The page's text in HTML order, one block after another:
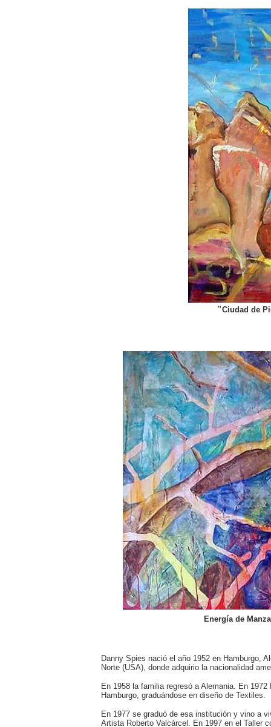
"Ciudad de
Energía de
Danny Spies nació el año 1952 en Hamburgo,
Norte (USA), donde adquirio la nacionalidad
En 1958 la familia regresó a Alemania. En 1972
Hamburgo, graduándose en diseño de Textiles.
En 1977 se graduó de esa institución y vino a
Artista Roberto Valcárcel. En 1997 en el Taller